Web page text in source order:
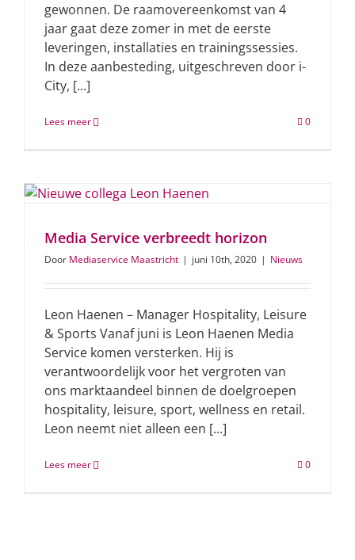
gewonnen. De raamovereenkomst van 4
jaar gaat deze zomer in met de eerste
leveringen, installaties en trainingssessies.
In deze aanbesteding, uitgeschreven door i-
City, [...]
Lees meer 0
Media Service verbreedt horizon
Door Mediaservice Maastricht | juni 10th, 2020 | Nieuws
Leon Haenen – Manager Hospitality, Leisure
& Sports Vanaf juni is Leon Haenen Media
Service komen versterken. Hij is
verantwoordelijk voor het vergroten van
ons marktaandeel binnen de doelgroepen
hospitality, leisure, sport, wellness en retail.
Leon neemt niet alleen een [...]
Lees meer 0